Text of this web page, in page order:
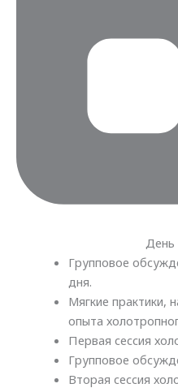
День
Групповое
дня.
Мягкие практики,
опыта
Первая сессия
Групповое
Вторая сессия